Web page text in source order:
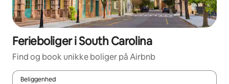
Ferieboliger i South Carolina
Find og book unikke boliger på Airbnb
Beliggenhed